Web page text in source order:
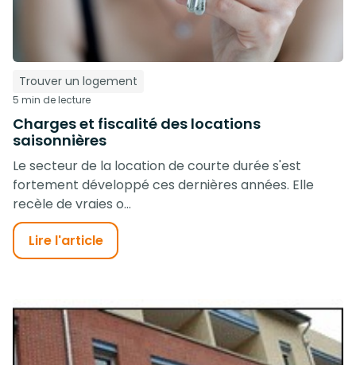
Trouver un logement
5 min de lecture
Charges et fiscalité des locations
saisonnières
Le secteur de la location de courte durée s'est
fortement développé ces dernières années. Elle
recèle de vraies o...
Lire l'article